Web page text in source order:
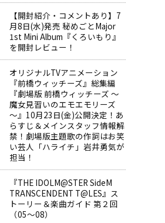
【開封紹介・コメントあり】7
月8日(水)発売 秘めごとMajor
1st Mini Album『くろいもり』
を開封レビュー！
オリジナルTVアニメーション
『前橋ウィッチーズ』総集編
『劇場版 前橋ウィッチーズ ～
魔女見習いのエモエモリーズ
～』10月23日(金)公開決定！あ
らすじ＆メインスタッフ情報解
禁！劇場版主題歌の作詞はお笑
い芸人「ハライチ」岩井勇気が
担当！
『THE IDOLM@STER SideM
TRANSCENDENT T@LES』ス
トーリー＆楽曲ガイド 第２回
（05～08）